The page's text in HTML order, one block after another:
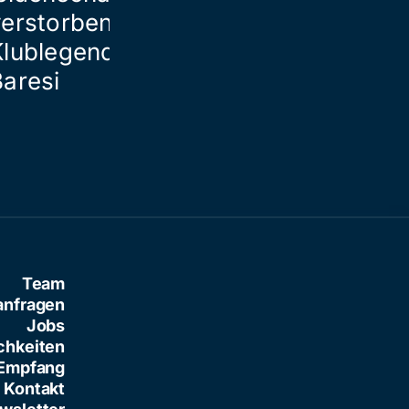
Franco
Team
Jobs
Kontakt